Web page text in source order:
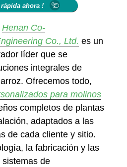
ahora !
Henan Co-
Co., Ltd. es un
líder que se
integrales de
Ofrecemos todo,
para molinos
completos de plantas
adaptados a las
de cada cliente y sitio.
la fabricación y las
de